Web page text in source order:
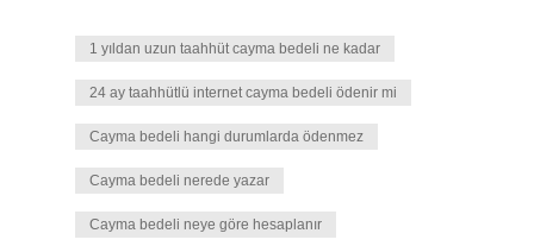
1 yıldan uzun taahhüt cayma bedeli ne kadar
24 ay taahhütlü internet cayma bedeli ödenir mi
Cayma bedeli hangi durumlarda ödenmez
Cayma bedeli nerede yazar
Cayma bedeli neye göre hesaplanır